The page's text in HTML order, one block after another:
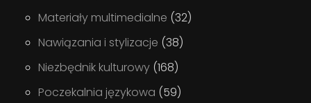
Materiały multimedialne (32)
Nawiązania i stylizacje (38)
Niezbędnik kulturowy (168)
Poczekalnia językowa (59)